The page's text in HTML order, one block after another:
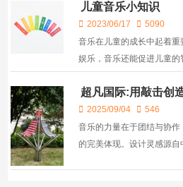
超凡国际 采用的高品质不
的乐器带来了卓越...
儿童音乐小知识
2023/06/17
5090
音乐在儿童的成长中起着
娱乐，音乐还能促进儿童
响：早期接触音乐对儿童
超凡国际:用敲击创
2025/09/04
546
音乐的力量在于团结与协
的完美体现。设计灵感源自